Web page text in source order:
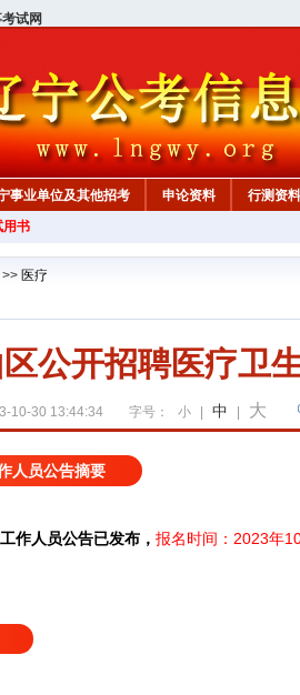
试网
事业单位及其他招考 申论资料 行测资料
用书
>> 医疗
公开招聘医疗卫
10-30 13:44:34 字号： 小 中 大
人员公告摘要
作人员公告已发布， 报名时间：2023年